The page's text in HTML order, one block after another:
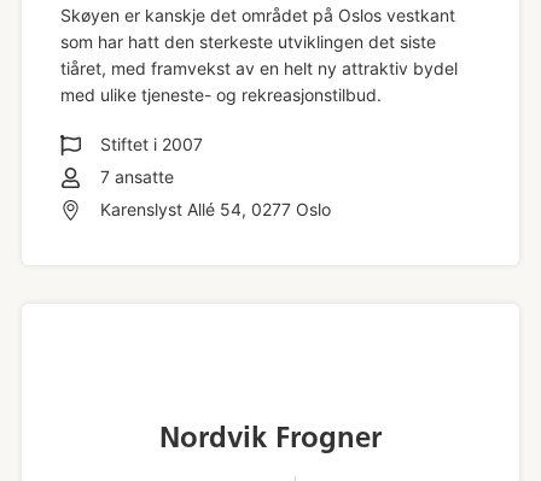
Skøyen er kanskje det området på Oslos vestkant
som har hatt den sterkeste utviklingen det siste
tiåret, med framvekst av en helt ny attraktiv bydel
med ulike tjeneste- og rekreasjonstilbud.
Stiftet i 2007
7ansatte
Karenslyst Allé 54, 0277 Oslo
Nordvik Frogner